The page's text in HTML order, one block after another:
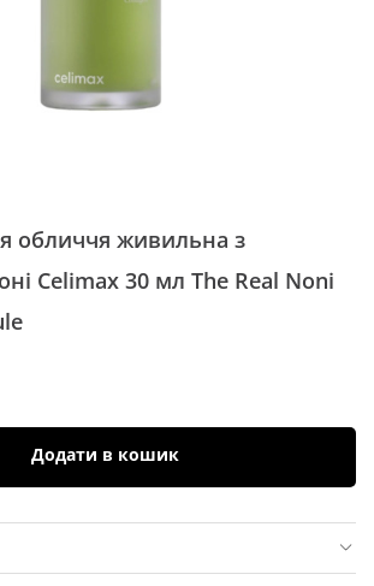
обличчя живильна з
Celimax 30 мл The Real Noni
Додати в кошик